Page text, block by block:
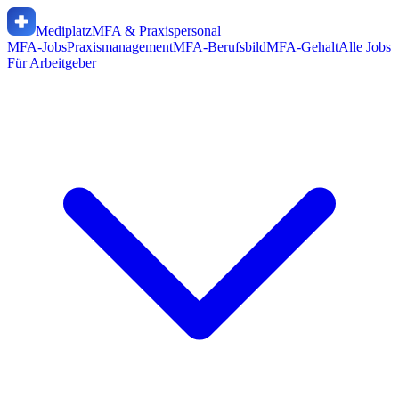
MediplatzMFA & Praxispersonal
MFA-JobsPraxismanagementMFA-BerufsbildMFA-GehaltAlle Jobs
Für Arbeitgeber